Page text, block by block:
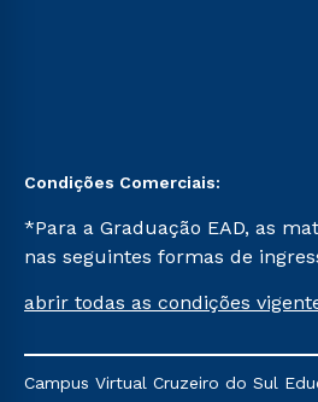
Condições Comerciais:
*Para a Graduação EAD, as
nas seguintes formas de
Já para as demais, a taxa de
mencionadas são referentes
abrir todas as condições
Campus Virtual Cruzeiro do Sul